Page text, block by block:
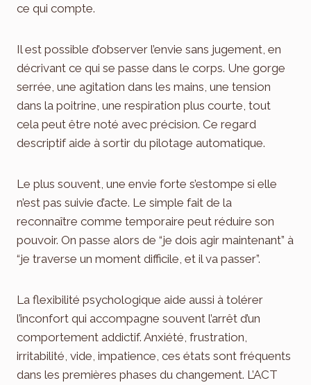
ce qui compte.
Il est possible d’observer l’envie sans jugement, en
décrivant ce qui se passe dans le corps. Une gorge
serrée, une agitation dans les mains, une tension
dans la poitrine, une respiration plus courte, tout
cela peut être noté avec précision. Ce regard
descriptif aide à sortir du pilotage automatique.
Le plus souvent, une envie forte s’estompe si elle
n’est pas suivie d’acte. Le simple fait de la
reconnaître comme temporaire peut réduire son
pouvoir. On passe alors de “je dois agir maintenant” à
“je traverse un moment difficile, et il va passer”.
La flexibilité psychologique aide aussi à tolérer
l’inconfort qui accompagne souvent l’arrêt d’un
comportement addictif. Anxiété, frustration,
irritabilité, vide, impatience, ces états sont fréquents
dans les premières phases du changement. L’ACT